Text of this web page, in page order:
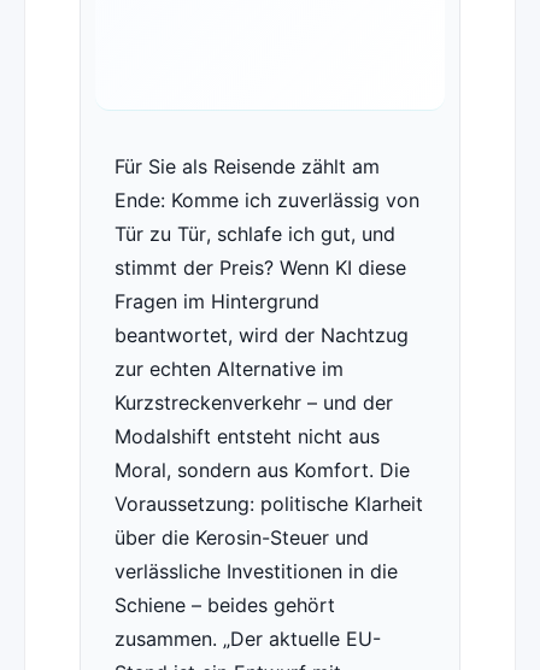
Für Sie als Reisende zählt am
Ende: Komme ich zuverlässig von
Tür zu Tür, schlafe ich gut, und
stimmt der Preis? Wenn KI diese
Fragen im Hintergrund
beantwortet, wird der Nachtzug
zur echten Alternative im
Kurzstreckenverkehr – und der
Modalshift entsteht nicht aus
Moral, sondern aus Komfort. Die
Voraussetzung: politische Klarheit
über die Kerosin-Steuer und
verlässliche Investitionen in die
Schiene – beides gehört
zusammen. Der aktuelle EU-